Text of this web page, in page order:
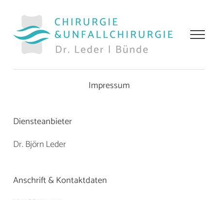
springen
Impressum
Diensteanbieter
Dr. Björn Leder
Anschrift & Kontaktdaten